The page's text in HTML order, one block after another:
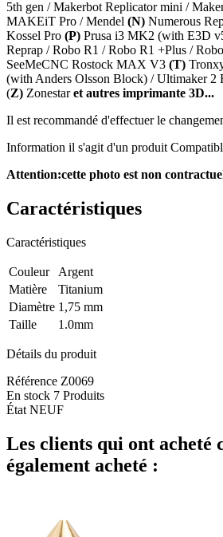
5th gen / Makerbot Replicator mini /
MAKEiT Pro / Mendel (N) Numerous
Kossel Pro (P) Prusa i3 MK2 (with E3D
Reprap / Robo R1 / Robo R1 +Plus /
SeeMeCNC Rostock MAX V3 (T)
(with Anders Olsson Block) / Ultimaker 2
(Z) Zonestaret autres imprimante 3D...
Il est recommandé d'effectuer le
Information il s'agit d'un produit
Attention:cette photo est non
Caractéristiques
Caractéristiques
Couleur
Argent
Matière
Titanium
Diamètre 1,75 mm
Taille
1.0mm
Détails du produit
Référence Z0069
En stock 7 Produits
État NEUF
Les clients qui ont acheté
également acheté :